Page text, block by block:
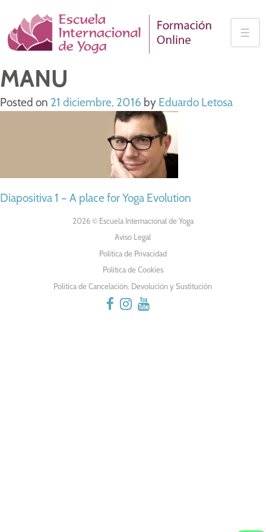
content
☰
MANU
Posted on 21 diciembre, 2016 by Eduardo Letosa
NAVEGACIÓN
ENTRADAS
Diapositiva 1 – A place for Yoga Evolution
2026 © Escuela Internacional de Yoga
Aviso Legal
Política de Privacidad
Política de Cookies
Política de Cancelación, Devolución y Sustitución